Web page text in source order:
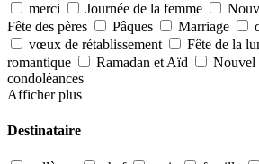
merci
Journée de la femme
Fête des pères
Pâques Marriage
vœux de rétablissement
Fête de la
romantique
Ramadan et Aïd
Nouvel
condoléances
Afficher plus
Destinataire